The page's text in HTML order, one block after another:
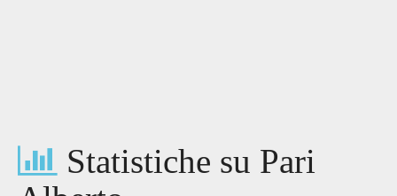
Statistiche su Pari